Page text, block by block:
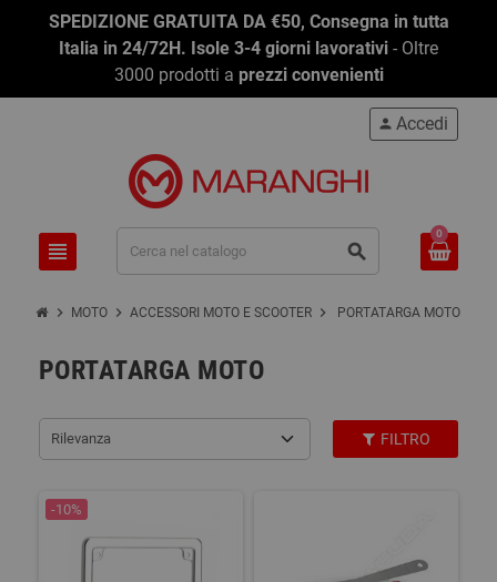
SPEDIZIONE GRATUITA DA €50, Consegna in tutta
Italia in 24/72H. Isole 3-4 giorni lavorativi - Oltre
3000 prodotti a prezzi convenienti
view_headline search
person Accedi
0
chevron_right MOTO chevron_right ACCESSORI MOTO E SCOOTER chevron_right PORTATARGA MOTO
PORTATARGA MOTO
Rilevanza FILTRO
-10%